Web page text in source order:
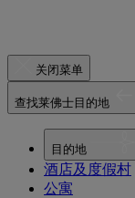
关闭菜单
查找莱佛士目的地
目的地
酒店及度假村
公寓